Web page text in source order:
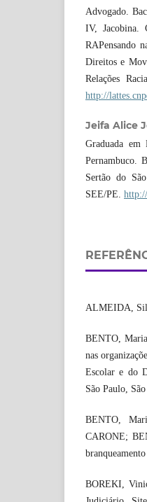
Advogado.
IV, Jacobina.
RAPensando
Direitos e
Relações
http://
Jeifa Alice
Graduada em
Pernambuco.
Sertão do
SEE/PE.
ALMEIDA,
BENTO,
nas
Escolar e do
São Paulo,
BENTO,
CARONE;
BOREKI,